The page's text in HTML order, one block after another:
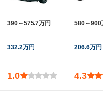
390～575.7万円
332.2万円
1.0
580～900
206.6万円
4.3